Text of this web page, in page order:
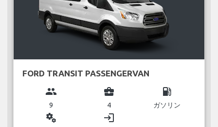
FORD TRANSIT PASSENGERVAN
group
9
business_center
4
local_gas_station
ガソリン
miscellaneous_services login